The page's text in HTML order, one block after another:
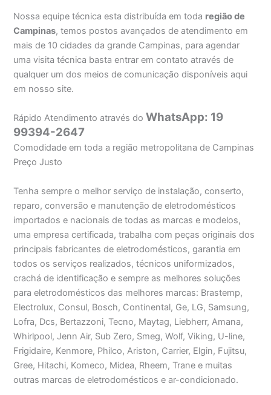
Nossa equipe técnica esta distribuída em toda região de
Campinas, temos postos avançados de atendimento em
mais de 10 cidades da grande Campinas, para agendar
uma visita técnica basta entrar em contato através de
qualquer um dos meios de comunicação disponíveis aqui
em nosso site.
Rápido Atendimento através do WhatsApp: 19
99394-2647
Comodidade em toda a região metropolitana de Campinas
Preço Justo
Tenha sempre o melhor serviço de instalação, conserto,
reparo, conversão e manutenção de eletrodomésticos
importados e nacionais de todas as marcas e modelos,
uma empresa certificada, trabalha com peças originais dos
principais fabricantes de eletrodomésticos, garantia em
todos os serviços realizados, técnicos uniformizados,
crachá de identificação e sempre as melhores soluções
para eletrodomésticos das melhores marcas: Brastemp,
Electrolux, Consul, Bosch, Continental, Ge, LG, Samsung,
Lofra, Dcs, Bertazzoni, Tecno, Maytag, Liebherr, Amana,
Whirlpool, Jenn Air, Sub Zero, Smeg, Wolf, Viking, U-line,
Frigidaire, Kenmore, Philco, Ariston, Carrier, Elgin, Fujitsu,
Gree, Hitachi, Komeco, Midea, Rheem, Trane e muitas
outras marcas de eletrodomésticos e ar-condicionado.